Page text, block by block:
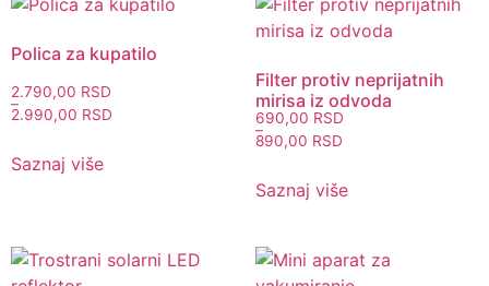
Polica za kupatilo
2.790,00 RSD
–
2.990,00 RSD
Saznaj više
Filter protiv neprijatnih
mirisa iz odvoda
690,00 RSD
–
890,00 RSD
Saznaj više